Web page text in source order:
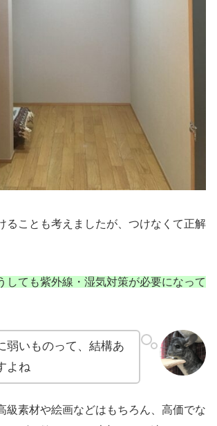
ることも考えましたが、つけなくて正解
しても紫外線・湿気対策が必要になって
弱いものって、結構あ
よね
級素材や絵画などはもちろん、高価でな